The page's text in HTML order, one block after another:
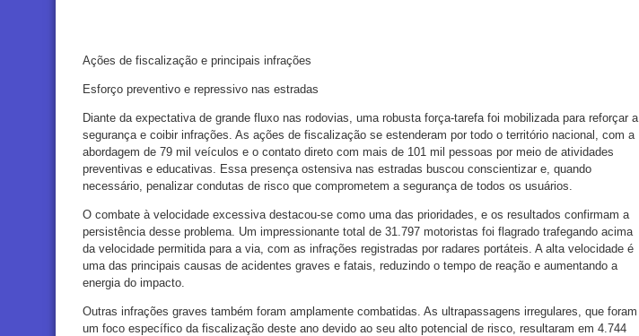
Ações de fiscalização e principais infrações
Esforço preventivo e repressivo nas estradas
Diante da expectativa de grande fluxo nas rodovias, uma robusta força-tarefa foi mobilizada para reforçar a
segurança e coibir infrações. As ações de fiscalização se estenderam por todo o território nacional, com a
abordagem de 79 mil veículos e o contato direto com mais de 101 mil pessoas por meio de atividades
preventivas e educativas. Essa presença ostensiva nas estradas buscou conscientizar e, quando
necessário, penalizar condutas de risco que comprometem a segurança de todos os usuários.
O combate à velocidade excessiva destacou-se como uma das prioridades, e os resultados confirmam a
persistência desse problema. Um impressionante total de 31.797 motoristas foi flagrado trafegando acima
da velocidade permitida para a via, com as infrações registradas por radares portáteis. A alta velocidade é
uma das principais causas de acidentes graves e fatais, reduzindo o tempo de reação e aumentando a
energia do impacto.
Outras infrações graves também foram amplamente combatidas. As ultrapassagens irregulares, que foram
um foco específico da fiscalização deste ano devido ao seu alto potencial de risco, resultaram em 4.744